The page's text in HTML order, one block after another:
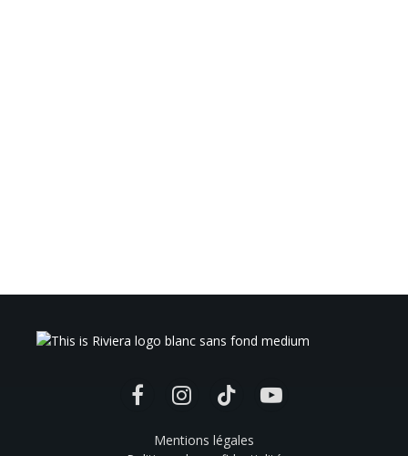
FacebookInstagramTikTok YouTube
Mentions légales